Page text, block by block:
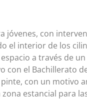
jóvenes, con
el interior de los
a través de
con el Bachillerato
con un motivo
estancial para